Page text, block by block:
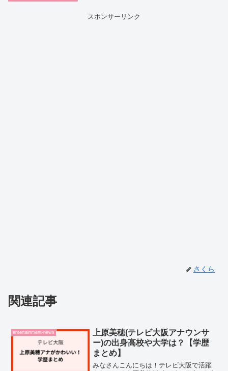
スポンサーリンク
さくら
関連記事
entertainment-news
上原美穂(テレビ大阪アナウンサ
ー)の出身高校や大学は？【学歴
まとめ】
みなさんこんにちは！テレビ大阪で活躍